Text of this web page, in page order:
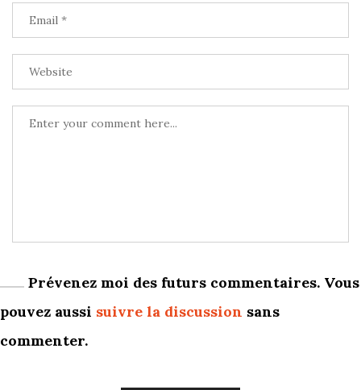
Prévenez moi des futurs commentaires. Vous
pouvez aussi suivre la discussion sans
commenter.